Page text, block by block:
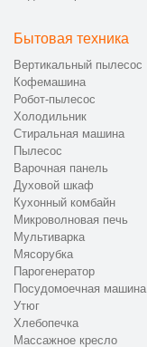
Бытовая техника
Вертикальный пылесос
Кофемашина
Робот-пылесос
Холодильник
Стиральная машина
Пылесос
Варочная панель
Духовой шкаф
Кухонный комбайн
Микроволновая печь
Мультиварка
Мясорубка
Парогенератор
Посудомоечная машина
Утюг
Хлебопечка
Массажное кресло